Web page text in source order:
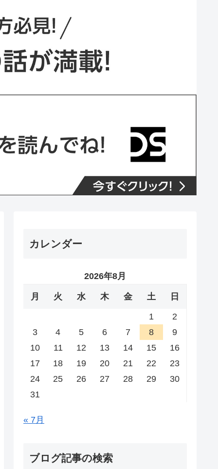
カレンダー
2026年8月
月 火 水 木 金 土 日
1
2
3
4 5 6 7 8
9
10
11 12 13 14 15
16
17
18 19 20 21 22
23
24
25 26 27 28 29
30
31
« 7月
ブログ記事の検索